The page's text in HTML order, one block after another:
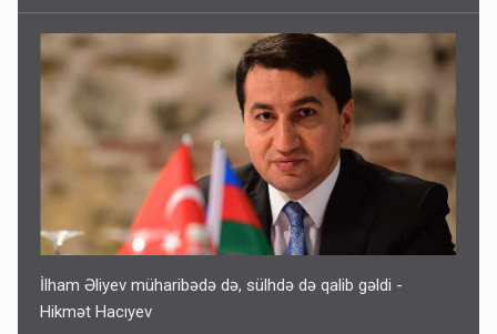
İlham Əliyev müharibədə də, sülhdə də qalib gəldi -
Hikmət Hacıyev